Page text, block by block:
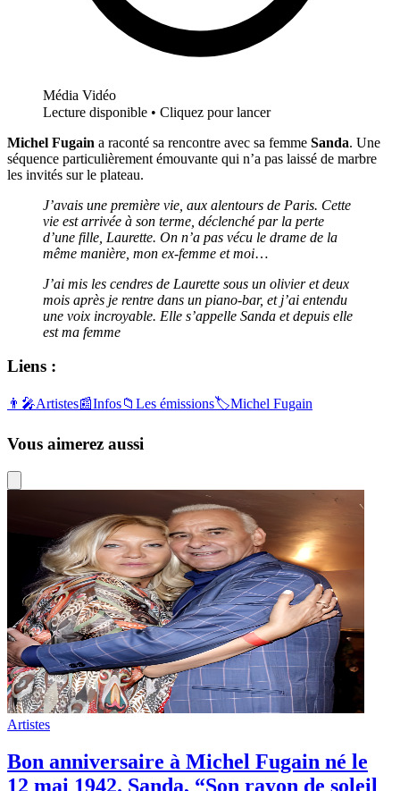
Média Vidéo
Lecture disponible • Cliquez pour lancer
Michel Fugain a raconté sa rencontre avec sa femme Sanda. Une
séquence particulièrement émouvante qui n’a pas laissé de marbre
les invités sur le plateau.
J’avais une première vie, aux alentours de Paris. Cette
vie est arrivée à son terme, déclenché par la perte
d’une fille, Laurette. On n’a pas vécu le drame de la
même manière, mon ex-femme et moi…
J’ai mis les cendres de Laurette sous un olivier et deux
mois après je rentre dans un piano-bar, et j’ai entendu
une voix incroyable. Elle s’appelle Sanda et depuis elle
est ma femme
Liens :
👨‍🎤Artistes📰Infos📁 Les émissions🏷️Michel Fugain
Vous aimerez aussi
Artistes
Bon anniversaire à Michel Fugain né le
12 mai 1942. Sanda, “Son rayon de soleil